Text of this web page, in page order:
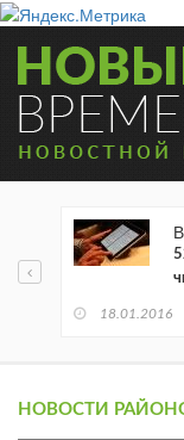
18.01.2016
НОВОСТИ